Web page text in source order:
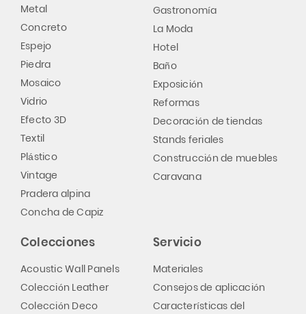
Metal
Concreto
Espejo
Piedra
Mosaico
Vidrio
Efecto 3D
Textil
Plástico
Vintage
Pradera alpina
Concha de Capiz
Gastronomía
La Moda
Hotel
Baño
Exposición
Reformas
Decoración de tiendas
Stands feriales
Construcción de muebles
Caravana
Colecciones
Acoustic Wall Panels
Colección Leather
Colección Deco
Servicio
Materiales
Consejos de aplicación
Características del